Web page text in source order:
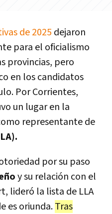
de 2025 dejaron
para el oficialismo
provincias, pero
en los candidatos
Por Corrientes,
un lugar en la
representante de
por su paso
y su relación con el
lideró la lista de LLA
es oriunda.Tras